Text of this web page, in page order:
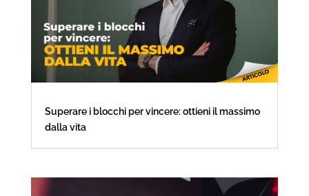
Superare i blocchi per vincere: ottieni il massimo
dalla vita